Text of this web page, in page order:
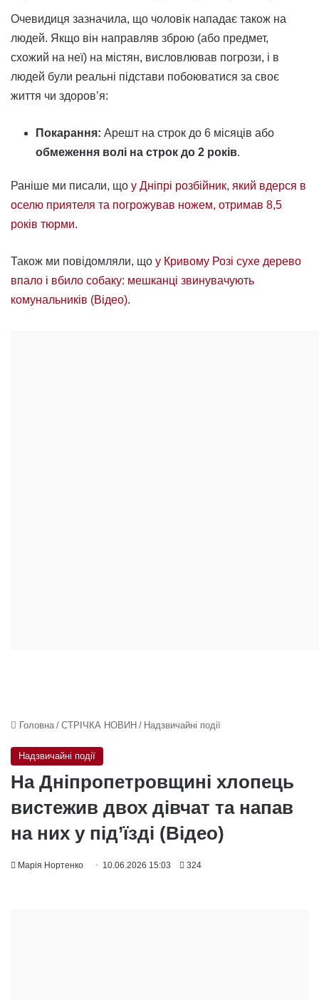
Очевидиця зазначила, що чоловік нападає також на
людей. Якщо він направляв зброю (або предмет,
схожий на неї) на містян, висловлював погрози, і в
людей були реальні підстави побоюватися за своє
життя чи здоров’я:
Покарання: Арешт на строк до 6 місяців або
обмеження волі на строк до 2 років.
Раніше ми писали, що у Дніпрі розбійник, який вдерся в
оселю приятеля та погрожував ножем, отримав 8,5
років тюрми.
Також ми повідомляли, що у Кривому Розі сухе дерево
впало і вбило собаку: мешканці звинувачують
комунальників (Відео).